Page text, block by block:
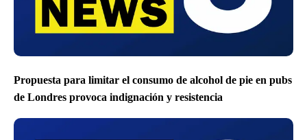
Propuesta para limitar el consumo de alcohol de pie en pubs
de Londres provoca indignación y resistencia